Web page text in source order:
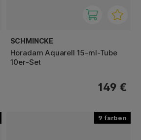
SCHMINCKE
Horadam Aquarell 15-ml-Tube
10er-Set
149 €
9